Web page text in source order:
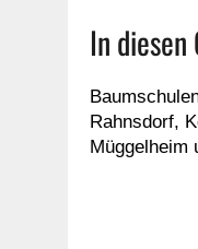
In
Rahnsdorf,
Müggelheim